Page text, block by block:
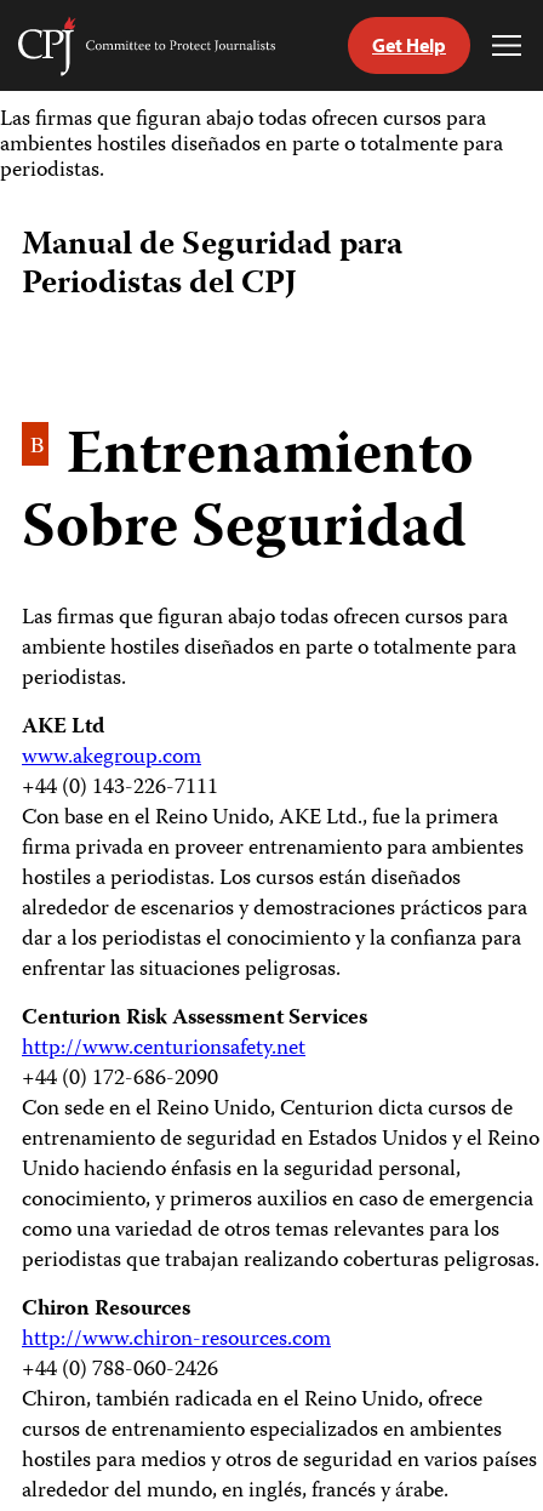
Skip
to
content
Committee
Protect
Journalists
Get Help
Las firmas que figuran abajo todas ofrecen cursos para
ambientes hostiles diseñados en parte o totalmente para
periodistas.
Manual de Seguridad para
Periodistas del CPJ
B Entrenamiento
Sobre Seguridad
Las firmas que figuran abajo todas ofrecen cursos para
ambiente hostiles diseñados en parte o totalmente para
periodistas.
AKE Ltd
www.akegroup.com
+44 (0) 143-226-7111
Con base en el Reino Unido, AKE Ltd., fue la primera
firma privada en proveer entrenamiento para ambientes
hostiles a periodistas. Los cursos están diseñados
alrededor de escenarios y demostraciones prácticos para
dar a los periodistas el conocimiento y la confianza para
enfrentar las situaciones peligrosas.
Centurion Risk Assessment Services
http://www.centurionsafety.net
+44 (0) 172-686-2090
Con sede en el Reino Unido, Centurion dicta cursos de
entrenamiento de seguridad en Estados Unidos y el Reino
Unido haciendo énfasis en la seguridad personal,
conocimiento, y primeros auxilios en caso de emergencia
como una variedad de otros temas relevantes para los
periodistas que trabajan realizando coberturas peligrosas.
Chiron Resources
http://www.chiron-resources.com
+44 (0) 788-060-2426
Chiron, también radicada en el Reino Unido, ofrece
cursos de entrenamiento especializados en ambientes
hostiles para medios y otros de seguridad en varios países
alrededor del mundo, en inglés, francés y árabe.